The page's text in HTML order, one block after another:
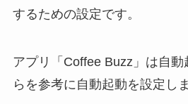
するための設定です。
アプリ「Coffee Buzz」は自
らを参考に自動起動を設定し